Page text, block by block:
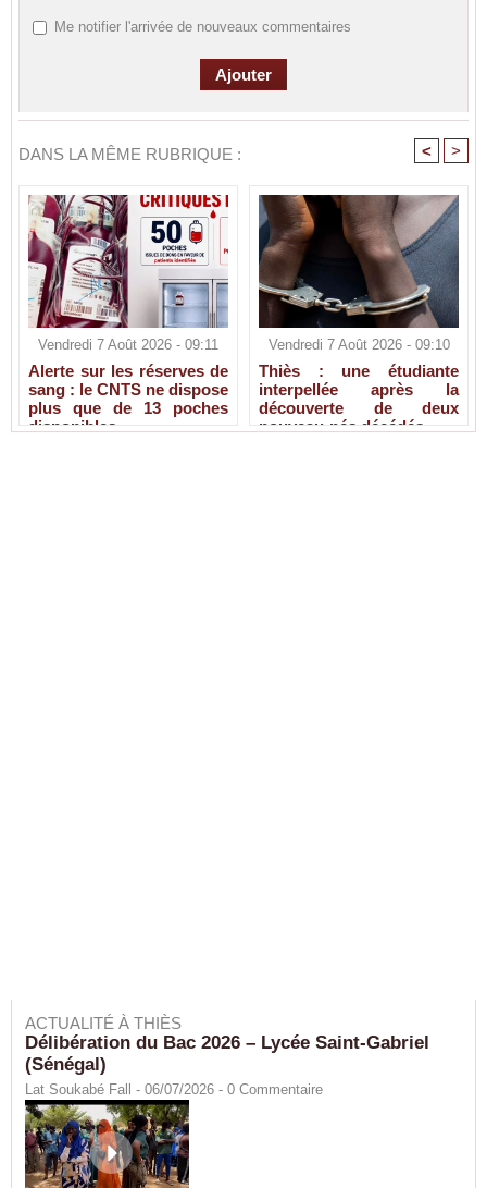
Me notifier l'arrivée de nouveaux commentaires
DANS LA MÊME RUBRIQUE : < >
Vendredi 7 Août 2026 - 09:11
Alerte sur les réserves de
sang : le CNTS ne dispose
plus que de 13 poches
disponibles
Vendredi 7 Août 2026 - 09:10
Thiès : une étudiante
interpellée après la
découverte de deux
nouveau-nés décédés
ACTUALITÉ À THIÈS
Délibération du Bac 2026 – Lycée Saint-Gabriel
(Sénégal)
Lat Soukabé Fall - 06/07/2026 - 0 Commentaire